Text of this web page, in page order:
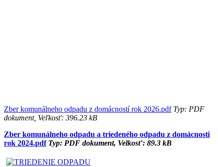
Zber komunálneho odpadu z domácností rok 2026.pdfTyp: PDF
dokument, Veľkosť: 396.23 kB
Zber komunálneho odpadu a triedeného odpadu z domácnosti
rok 2024.pdfTyp: PDF dokument, Velkosť: 89.3 kB